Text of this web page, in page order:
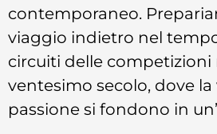
contemporaneo.
viaggio indietro nel
circuiti delle
ventesimo secolo, dove la
passione si fondono in